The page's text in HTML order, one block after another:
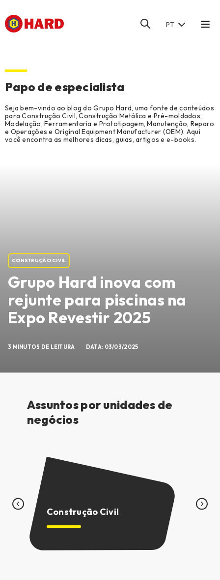
PT
Papo de especialista
Seja bem-vindo ao blog do Grupo Hard, uma fonte de conteúdos
para Construção Civil, Construção Metálica e Pré-moldados,
Modelação, Ferramentaria e Prototipagem, Manutenção, Reparo
e Operações e Original Equipment Manufacturer (OEM). Aqui
você encontra as melhores dicas, guias, artigos e e-books.
CONSTRUÇÃO CIVIL
Grupo Hard inova com
rejunte para piscinas na
Expo Revestir 2025
3 MINUTOS DE LEITURA DATA: 03/03/2025
Assuntos por unidades de
negócios
Construção Civil